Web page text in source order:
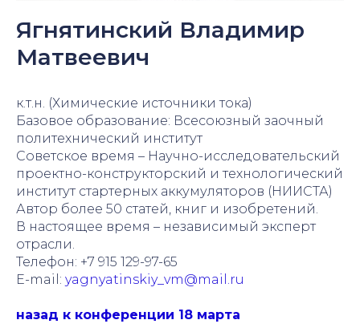
Ягнятинский Владимир
Матвеевич
к.т.н. (Химические источники тока)
Базовое образование: Всесоюзный заочный
политехнический институт
Советское время – Научно-исследовательский
проектно-конструкторский и технологический
институт стартерных аккумуляторов (НИИСТА)
Автор более 50 статей, книг и изобретений.
В настоящее время – независимый эксперт
отрасли.
Телефон: +7 915 129-97-65
E-mail: yagnyatinskiy_vm@mail.ru
назад к конференции 18 марта